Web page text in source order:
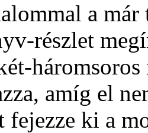
a
részlet
amíg el
fejezze ki a